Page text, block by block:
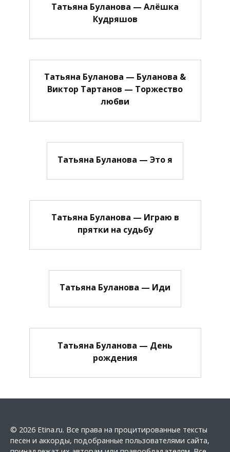
Татьяна Буланова — Алёшка
Кудряшов
Татьяна Буланова — Буланова &
Виктор Тартанов — Торжество
любви
Татьяна Буланова — Это я
Татьяна Буланова — Играю в
прятки на судьбу
Татьяна Буланова — Иди
Татьяна Буланова — День
рождения
© 2026 Etina.ru. Все права на процитированные тексты
песен и аккорды, подобранные пользователями сайта,